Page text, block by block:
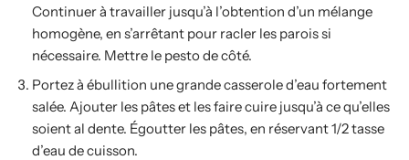
Continuer à travailler jusqu’à l’obtention d’un mélange
homogène, en s’arrêtant pour racler les parois si
nécessaire. Mettre le pesto de côté.
Portez à ébullition une grande casserole d’eau fortement
salée. Ajouter les pâtes et les faire cuire jusqu’à ce qu’elles
soient al dente. Égoutter les pâtes, en réservant 1/2 tasse
d’eau de cuisson.